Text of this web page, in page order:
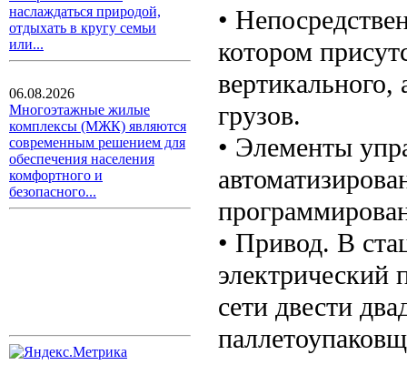
наслаждаться природой,
отдыхать в кругу семьи
или...
06.08.2026
Многоэтажные жилые
комплексы (МЖК) являются
современным решением для
обеспечения населения
комфортного и
безопасного...
•
котором
грузов.
• Элементы
• Привод. В
электрический
сети двести